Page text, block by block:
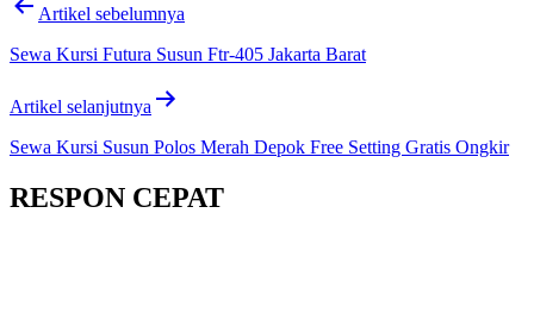
Artikel sebelumnya
Sewa Kursi Futura Susun Ftr-405 Jakarta Barat
Artikel selanjutnya
Sewa Kursi Susun Polos Merah Depok Free Setting Gratis Ongkir
RESPON CEPAT